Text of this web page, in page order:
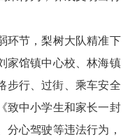
环节，梨树大队精准下
家馆镇中心校、林海镇
步行、过街、乘车安全
致中小学生和家长一封
分心驾驶等违法行为，